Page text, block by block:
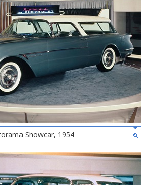
Showcar, 1954